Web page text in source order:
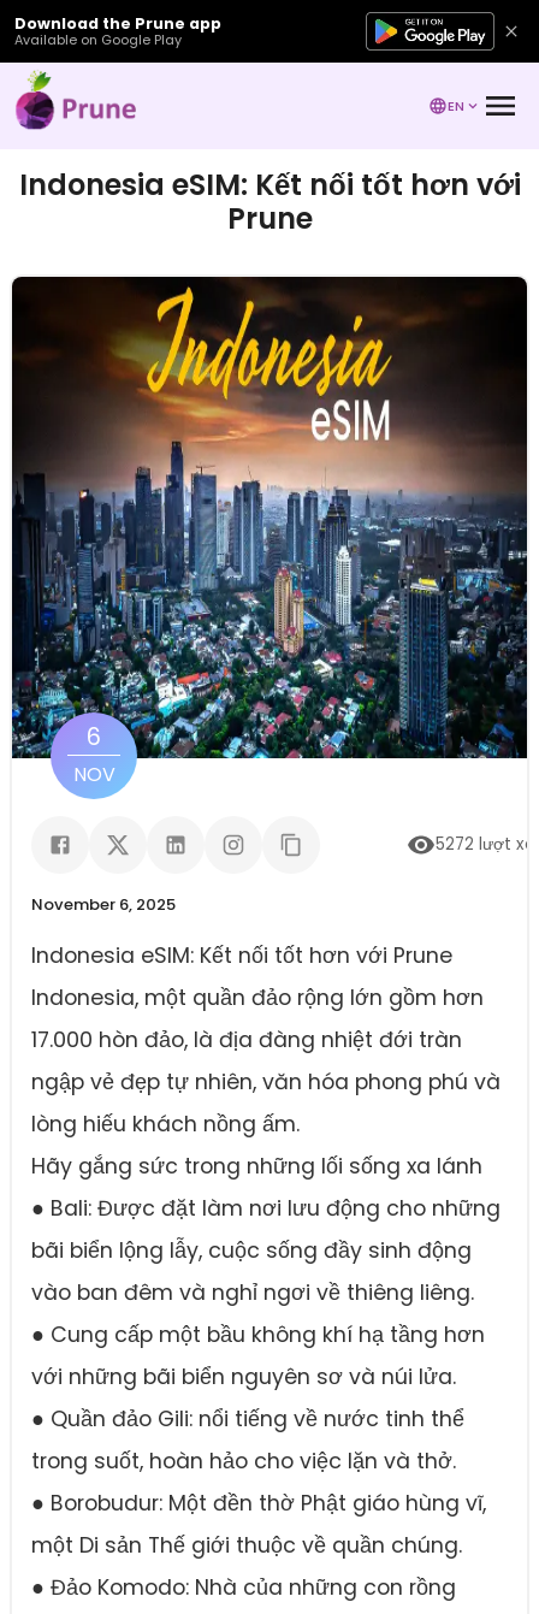
Download the Prune app
Available on Google Play
EN
Indonesia eSIM: Kết nối tốt hơn với
Prune
6
NOV
5272 lượt
November 6, 2025
Indonesia eSIM: Kết nối tốt hơn với Prune
Indonesia, một quần đảo rộng lớn gồm hơn
17.000 hòn đảo, là địa đàng nhiệt đới tràn
ngập vẻ đẹp tự nhiên, văn hóa phong phú và
lòng hiếu khách nồng ấm.
Hãy gắng sức trong những lối sống xa lánh
● Bali: Được đặt làm nơi lưu động cho những
bãi biển lộng lẫy, cuộc sống đầy sinh động
vào ban đêm và nghỉ ngơi về thiêng liêng.
● Cung cấp một bầu không khí hạ tầng hơn
với những bãi biển nguyên sơ và núi lửa.
● Quần đảo Gili: nổi tiếng về nước tinh thể
trong suốt, hoàn hảo cho việc lặn và thở.
● Borobudur: Một đền thờ Phật giáo hùng vĩ,
một Di sản Thế giới thuộc về quần chúng.
● Đảo Komodo: Nhà của những con rồng